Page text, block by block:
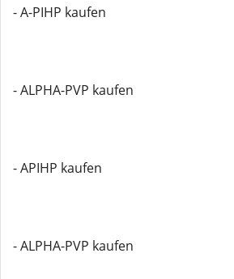
- A-PIHP kaufen
- ALPHA-PVP kaufen
- APIHP kaufen
- ALPHA-PVP kaufen